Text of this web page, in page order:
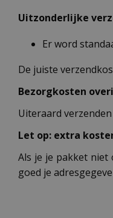
Uitzonderlijke
Er word
De juiste
Bezorgkosten
Uiteraard
Let op: extra
Als je je pakket
goed je